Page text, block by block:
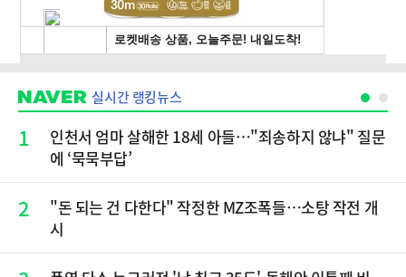
실시간 랭킹뉴스
1
인천서 엄마 살해한 18세 아들…"죄송하지 않냐" 질문
에 ‘묵묵부답’
2
"돈 되는 건 다한다" 작정한 MZ조폭들…소탕 작전 개
시